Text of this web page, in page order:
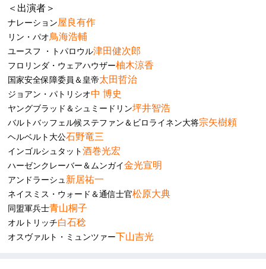
＜出演者＞
ナレーション屋良有作
リン・パオ鳥海浩輔
ユースフ ・トパロウル津田健次郎
フロリンダ・ウェアハウザー柚木涼香
国家安全保障委員＆皇帝太田哲治
ジョアン・パトリシオ中 博史
ヤングブラッド＆シュミードリン坪井智浩
バルトバッフェル候ステファン＆ビロライネン大将宗矢樹頼
ヘルベルト大公石野竜三
インゴルシュタット酒巻光宏
ハーゼンクレーバー＆ムンガイ金光宣明
アンドラーシュ新居祐一
ネイスミス・ウォード＆通信士官松原大典
同盟軍兵士青山桐子
オルトリッチ白石稔
オスヴァルト・ミュンツァー下山吉光